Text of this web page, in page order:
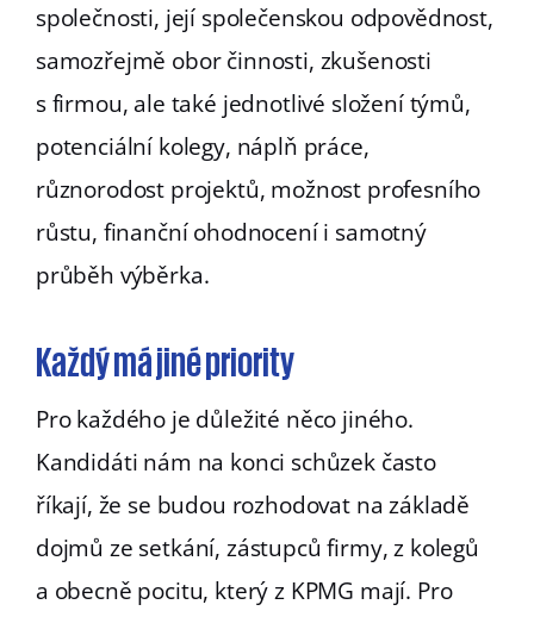
společnosti, její společenskou odpovědnost,
samozřejmě obor činnosti, zkušenosti
s firmou, ale také jednotlivé složení týmů,
potenciální kolegy, náplň práce,
různorodost projektů, možnost profesního
růstu, finanční ohodnocení i samotný
průběh výběrka.
Každý má jiné priority
Pro každého je důležité něco jiného.
Kandidáti nám na konci schůzek často
říkají, že se budou rozhodovat na základě
dojmů ze setkání, zástupců firmy, z kolegů
a obecně pocitu, který z KPMG mají. Pro